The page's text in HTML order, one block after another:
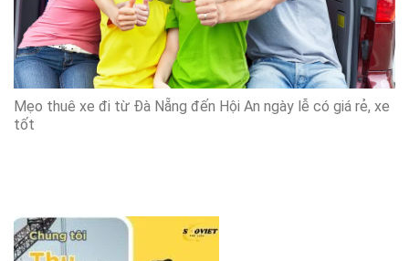
Mẹo thuê xe đi từ Đà Nẵng đến Hội An ngày lễ có giá rẻ, xe
tốt